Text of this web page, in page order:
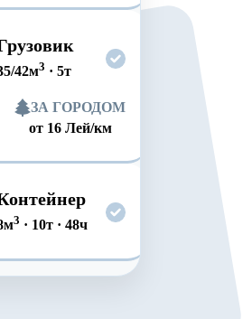
42м3 · 5т
ЗА ГОРОДОМ
от 16 Лей/км
м3 · 10т· 48ч